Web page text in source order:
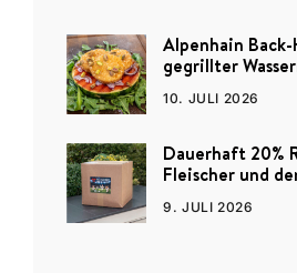
Alpenhain
gegrillter
10. JULI 2026
Dauerhaft 20%
Fleischer und
9. JULI 2026